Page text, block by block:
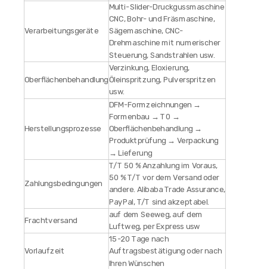
Verarbeitungsgeräte
Multi-Slider-Druckgussmaschine
CNC, Bohr- und Fräsmaschine,
Sägemaschine, CNC-
Drehmaschine mit numerischer
Steuerung, Sandstrahlen usw.
Oberflächenbehandlung
Verzinkung, Eloxierung,
Öleinspritzung, Pulverspritzen
usw.
Herstellungsprozesse
DFM-Formzeichnungen →
Formenbau → T0 →
Oberflächenbehandlung →
Produktprüfung → Verpackung
→ Lieferung
Zahlungsbedingungen
T/T 50 % Anzahlung im Voraus,
50 % T/T vor dem Versand oder
andere. Alibaba Trade Assurance,
PayPal, T/T sind akzeptabel.
Frachtversand
auf dem Seeweg, auf dem
Luftweg, per Express usw
Vorlaufzeit
15-20 Tage nach
Auftragsbestätigung oder nach
Ihren Wünschen